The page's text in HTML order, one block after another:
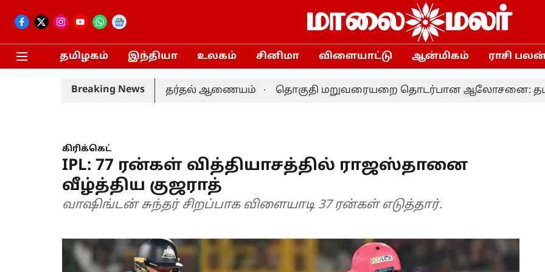
தமிழகம் இந்தியா உலகம் சினிமா விளையாட்டு ஆன்மிகம் ராசி
Breaking News
20-ம் தேதி நடைபெறும்: தேர்தல் ஆணையம் தொகுதி மறுவரையறை தொடர்பான ஆலோசனை: தமிழக
கிரிக்கெட்
IPL: 77 ரன்கள் வித்தியாசத்தில் ராஜஸ்தானை
வீழ்த்திய குஜராத்
வாஷிங்டன் சுந்தர் சிறப்பாக விளையாடி 37 ரன்கள் எடுத்தார்.